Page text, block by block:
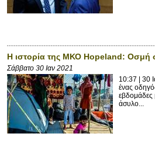
Η ιστορία της ΜΚΟ Hopeland: Οσμή
Σάββατο 30 Ιαν 2021
10:37 | 30
ένας
εβδομάδες
άσυλο...